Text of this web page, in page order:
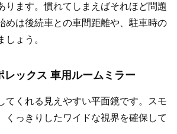
ります。慣れてしまえばそれほど問題
めは後続車との車間距離や、駐車時の
しょう。
ックス 車用ルームミラー
てくれる見えやすい平面鏡です。スモ
くっきりしたワイドな視界を確保して